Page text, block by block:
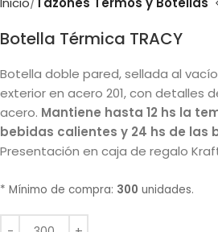
Botella Térmica TRACY
Botella doble pared, sellada al
exterior en acero 201, con detalles
acero. Mantiene hasta 12 hs la
bebidas calientes y 24 hs de las
Presentación en caja de regalo
* Mínimo de compra: 300 unidades.